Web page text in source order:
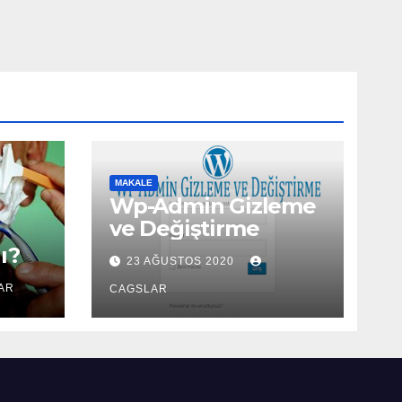
MAKALE
Wp-Admin Gizleme
ve Değiştirme
23 AĞUSTOS 2020
CAGSLAR